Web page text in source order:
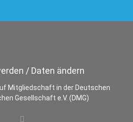
/ Daten ändern
Mitgliedschaft in der Deutschen
Gesellschaft e.V. (DMG)